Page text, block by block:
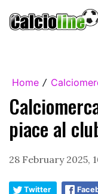
Home /
piace al
28 February 2025,
Twitter